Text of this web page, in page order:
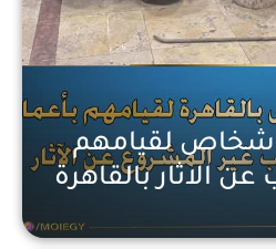
على 3 اشخاص لقيامهم
عن الاثار بالقاهرة